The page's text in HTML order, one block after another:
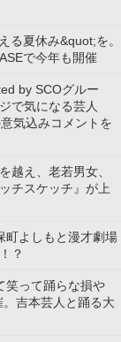
る夏休み&quot;を。
で今年も開催
by SCOグルー
で気になる芸人
気込みコメントを
越え、老若男女、
チスケッチ』が上
町よしもと漫才劇場
？
笑って踊らな損や
。吉本芸人と踊る大